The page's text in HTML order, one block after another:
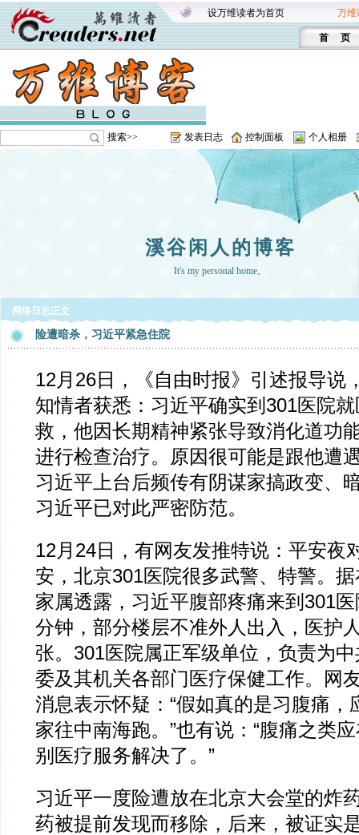
设万维读者为首页 万维
首 页
搜索>> 发表日志 控制面板 个人相册
溪谷闲人的博客
It's my personal home。
网络日志正文
险遭暗杀，习近平紧急住院
12月26日，《自由时报》引述报导说
知情者获悉：习近平确实到301医院
救，他因长期精神紧张导致消化道功
进行检查治疗。原因很可能是跟他遭
习近平上台后频传有阴谋家搞政变、
习近平已对此严密防范。
12月24日，有网友发推特说：平安夜
安，北京301医院很多武警、特警。
家属透露，习近平腹部疼痛来到301
分钟，部分楼层不准外人出入，医护
张。301医院属正军级单位，负责为
委及其机关各部门医疗保健工作。网
消息表示怀疑：“假如真的是习腹痛，
家往中南海跑。”也有说：“腹痛之类
别医疗服务解决了。”
习近平一度险遭放在北京大会堂的炸
药被提前发现而移除，后来，被证实